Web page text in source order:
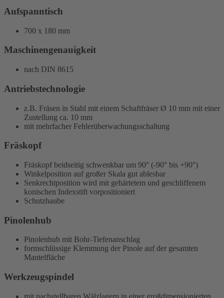
Aufspanntisch
700 x 180 mm
Maschinengenauigkeit
nach DIN 8615
Antriebstechnologie
z.B. Fräsen in Stahl mit einem Schaftfräser Ø 10 mm mit einer
Zustellung ca. 10 mm
mit mehrfacher Fehlerüberwachungsschaltung
Fräskopf
Fräskopf beidseitig schwenkbar um 90° (-90° bis +90°)
Winkelposition auf großer Skala gut ablesbar
Senkrechtposition wird mit gehärtetem und geschliffenem
konischen Indexstift vorpositioniert
Schutzhaube
Pinolenhub
Pinolenhub mit Bohr-Tiefenanschlag
formschlüssige Klemmung der Pinole auf der gesamten
Mantelfläche
Werkzeugspindel
mit nachstellbaren Wälzlagern in einer großdimensionierten